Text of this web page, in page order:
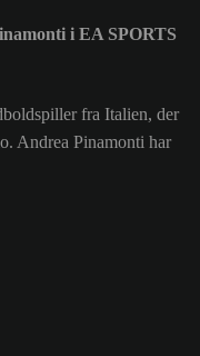
i EA SPORTS
fra Italien, der
Andrea Pinamonti har